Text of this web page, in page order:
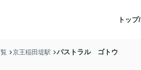
トップ/
京王稲田堤駅 パストラル ゴトウ